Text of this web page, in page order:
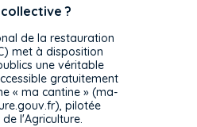
?
de la restauration
met à disposition
une véritable
gratuitement
« ma cantine » (ma-
pilotée
l'Agriculture.